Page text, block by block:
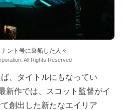
ント号に乗船した人々
All Rights Reserved
、タイトルにもなってい
新作では、スコット監督がイ
創出した新たなエイリア